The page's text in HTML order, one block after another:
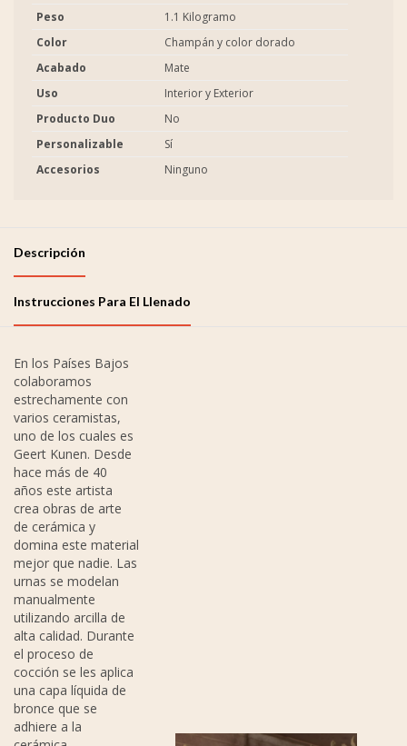
Peso
1.1 Kilogramo
Color
Champán y color dorado
Acabado
Mate
Uso
Interior y Exterior
Producto Duo
No
Personalizable
Sí
Accesorios
Ninguno
Descripción
Instrucciones Para El Llenado
En los Países Bajos
colaboramos
estrechamente con
varios ceramistas,
uno de los cuales es
Geert Kunen. Desde
hace más de 40
años este artista
crea obras de arte
de cerámica y
domina este material
mejor que nadie. Las
urnas se modelan
manualmente
utilizando arcilla de
alta calidad. Durante
el proceso de
cocción se les aplica
una capa líquida de
bronce que se
adhiere a la